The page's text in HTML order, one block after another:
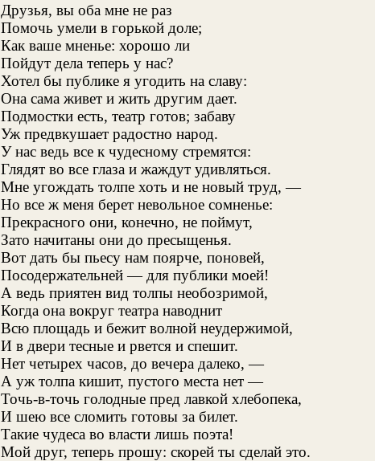
Друзья, вы оба мне не раз
Помочь умели в горькой доле;
Как ваше мненье: хорошо ли
Пойдут дела теперь у нас?
Хотел бы публике я угодить на славу:
Она сама живет и жить другим дает.
Подмостки есть, театр готов; забаву
Уж предвкушает радостно народ.
У нас ведь все к чудесному стремятся:
Глядят во все глаза и жаждут удивляться.
Мне угождать толпе хоть и не новый труд, —
Но все ж меня берет невольное сомненье:
Прекрасного они, конечно, не поймут,
Зато начитаны они до пресыщенья.
Вот дать бы пьесу нам поярче, поновей,
Посодержательней — для публики моей!
А ведь приятен вид толпы необозримой,
Когда она вокруг театра наводнит
Всю площадь и бежит волной неудержимой,
И в двери тесные и рвется и спешит.
Нет четырех часов, до вечера далеко, —
А уж толпа кишит, пустого места нет —
Точь-в-точь голодные пред лавкой хлебопека,
И шею все сломить готовы за билет.
Такие чудеса во власти лишь поэта!
Мой друг, теперь прошу: скорей ты сделай это.